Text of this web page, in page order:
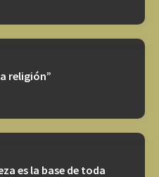
religión”
es la base de toda